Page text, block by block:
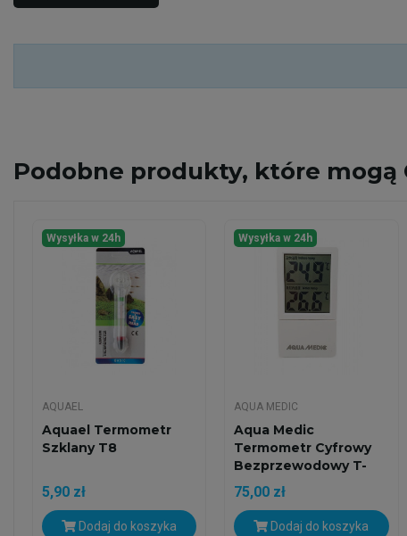
Podobne produkty, które mogą
Wysyłka w 24h
AQUAEL
Aquael Termometr
Szklany T8
5,90 zł
Dodaj do koszyka
Wysyłka w 24h
AQUA MEDIC
Aqua Medic
Termometr Cyfrowy
Bezprzewodowy T-
Meter Twin
75,00 zł
Dodaj do koszyka